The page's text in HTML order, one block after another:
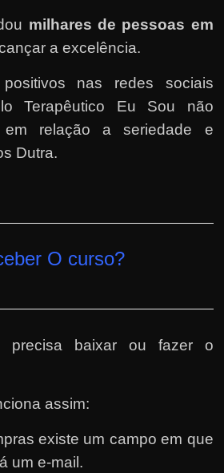
milhares de pessoas em
a excelência.
nas redes sociais
Terapêutico Eu Sou não
em relação a seriedade e
Dutra.
O curso?
precisa baixar ou fazer o
assim:
existe um campo em que
um e-mail.